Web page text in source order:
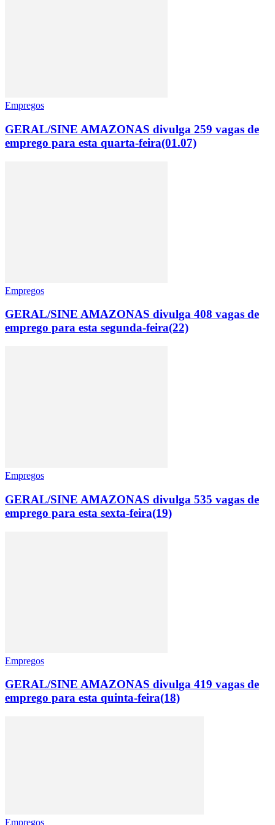
Empregos
GERAL/SINE AMAZONAS divulga 259 vagas de
emprego para esta quarta-feira(01.07)
Empregos
GERAL/SINE AMAZONAS divulga 408 vagas de
emprego para esta segunda-feira(22)
Empregos
GERAL/SINE AMAZONAS divulga 535 vagas de
emprego para esta sexta-feira(19)
Empregos
GERAL/SINE AMAZONAS divulga 419 vagas de
emprego para esta quinta-feira(18)
Empregos